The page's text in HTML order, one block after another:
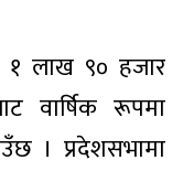
१ लाख ९० हजार
वार्षिक रूपमा
। प्रदेशसभामा